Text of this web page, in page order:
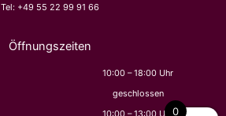
Tel: +49 55 22 99 91 66
Öffnungszeiten
10:00 – 18:00 Uhr
geschlossen
0